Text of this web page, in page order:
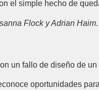
el simple hecho de
Flock y Adrian Haim.
un fallo de diseño de un
oportunidades